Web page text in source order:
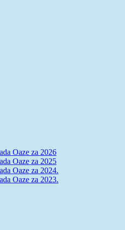
Oaze za 2026
Oaze za 2025
Oaze za 2024.
Oaze za 2023.